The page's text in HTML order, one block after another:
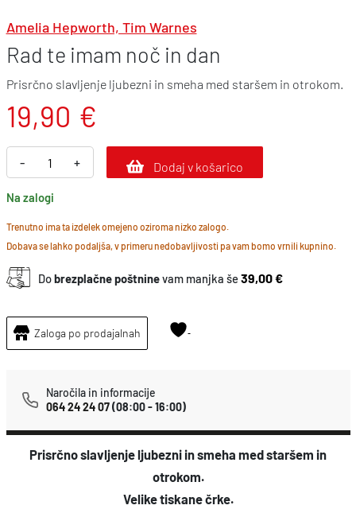
Amelia Hepworth, Tim Warnes
Rad te imam noč in dan
Prisrčno slavljenje ljubezni in smeha med staršem in otrokom.
19,90 €
-
a
d
t
e
a
i
+ Dodaj v košarico
Na zalogi
Trenutno ima ta izdelek omejeno oziroma nizko zalogo.
Dobava se lahko podaljša, v primeru nedobavljivosti pa vam bomo vrnili kupnino.
Dobrezplačne poštninevam manjka še39,00 €
Zaloga po prodajalnah
Naročila in informacije
064 24 24 07(08:00 - 16:00)
Prisrčno slavljenje ljubezni in smeha med staršem in
otrokom.
Velike tiskane črke.